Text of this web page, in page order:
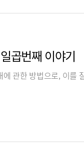
곱번째 이야기